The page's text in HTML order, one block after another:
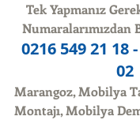
Tek Yapmanız
Numaralarımızdan
0216 549 21 18
02
Marangoz, Mobilya
Montajı, Mobilya